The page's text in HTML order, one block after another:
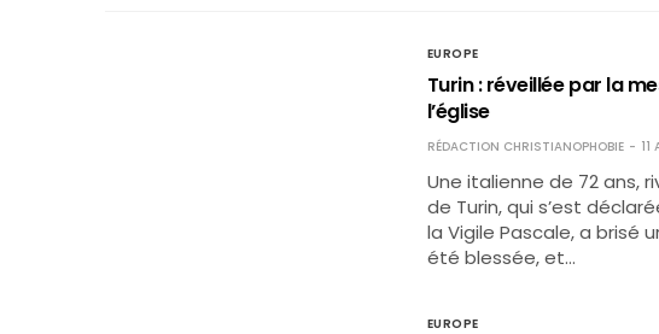
EUROPE
Turin : réveillée par la
l’église
RÉDACTION CHRISTIANOPHOBIE 11
Une italienne de 72 ans,
de Turin, qui s’est
la Vigile Pascale, a brisé
été blessée, et…
EUROPE